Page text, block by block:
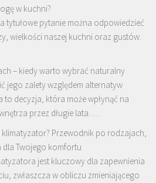
w kuchni?
tytułowe pytanie można odpowiedzieć
wielkości naszej kuchni oraz gustów.
– kiedy warto wybrać naturalny
jego zalety względem alternatyw
decyzja, która może wpłynąć na
przez długie lata. …
Przewodnik po rodzajach,
Twojego komfortu
jest kluczowy dla zapewnienia
zwłaszcza w obliczu zmieniającego